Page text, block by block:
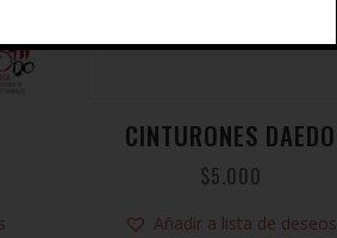
CINTURONES DAEDO
$5.000
Añadir a lista de deseos